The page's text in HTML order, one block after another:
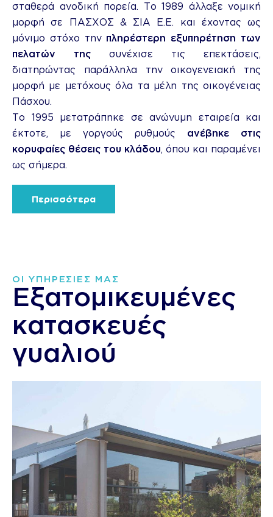
σταθερά ανοδική πορεία. Το 1989 άλλαξε νομική
μορφή σε ΠΑΣΧΟΣ & ΣΙΑ Ε.Ε. και έχοντας ως
μόνιμο στόχο την πληρέστερη εξυπηρέτηση των
πελατών της συνέχισε τις επεκτάσεις,
διατηρώντας παράλληλα την οικογενειακή της
μορφή με μετόχους όλα τα μέλη της οικογένειας
Πάσχου.
Το 1995 μετατράπηκε σε ανώνυμη εταιρεία και
έκτοτε, με γοργούς ρυθμούς ανέβηκε στις
κορυφαίες θέσεις του κλάδου, όπου και παραμένει
ως σήμερα.
Περισσότερα
ΟΙ ΥΠΗΡΕΣΙΕΣ ΜΑΣ
Εξατομικευμένες
κατασκευές
γυαλιού